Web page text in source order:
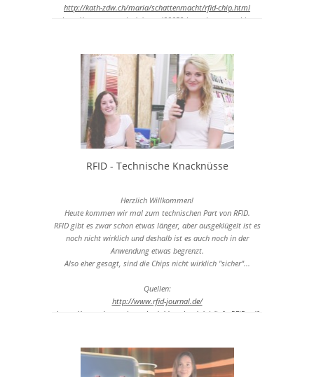
http://kath-zdw.ch/maria/schattenmacht/rfid-chip.html
http://www.netzwelt.de/news/66659-los-gehts-erste-chip-
RFID - Technische Knacknüsse
Herzlich Willkommen!
Heute kommen wir mal zum technischen Part von RFID.
RFID gibt es zwar schon etwas länger, aber ausgeklügelt ist es
noch nicht wirklich und deshalb ist es auch noch in der
Anwendung etwas begrenzt.
Also eher gesagt, sind die Chips nicht wirklich "sicher"...
Quellen:
http://www.rfid-journal.de/
https://www.datenschutz.rlp.de/downloads/oh/info_RFID.pdf